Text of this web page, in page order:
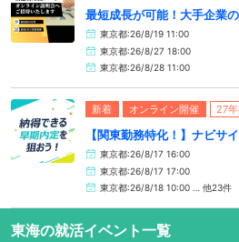
最短成長が可能！大手企業
東京都:26/8/19 11:00
東京都:26/8/27 18:00
東京都:26/8/28 11:00
新着 オンライン開催 27
【関東勤務特化！】ナビサ
東京都:26/8/17 16:00
東京都:26/8/17 17:00
東京都:26/8/18 10:00 … 他23件
東海の就活イベント一覧